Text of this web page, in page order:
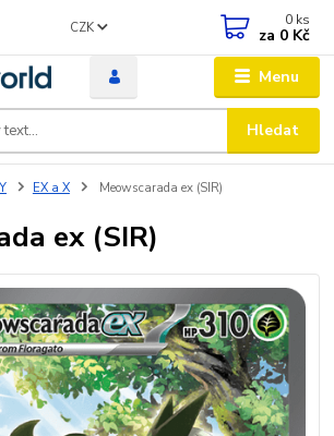
Menu
CZK
Hledat
0 ks
za 0 Kč
EX a X Meowscarada ex (SIR)
ex (SIR)